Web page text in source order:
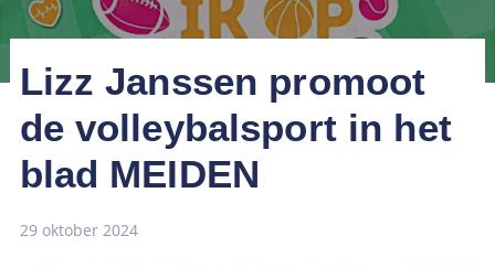
Lizz Janssen promoot
de volleybalsport in het
blad MEIDEN
29 oktober 2024